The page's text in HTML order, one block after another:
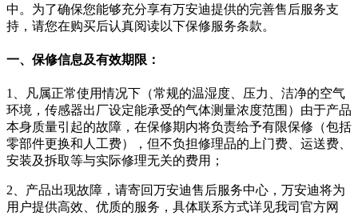
中。为了确保您能够充分享有万安迪提供的完善售后服务支
持，请您在购买后认真阅读以下保修服务条款。
一、保修信息及有效期限：
1、凡属正常使用情况下（常规的温湿度、压力、洁净的空气
环境，传感器出厂设定能承受的气体测量浓度范围）由于产品
本身质量引起的故障，在保修期内将负责给予有限保修（包括
零部件更换和人工费），但不负担修理品的上门费、运送费、
安装及拆取等与实际修理无关的费用；
2、产品出现故障，请寄回万安迪售后服务中心，万安迪将为
用户提供高效、优质的服务，具体联系方式详见我司官方网